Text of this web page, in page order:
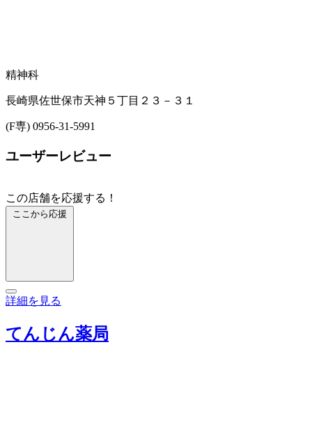
精神科
長崎県佐世保市天神５丁目２３－３１
(F専) 0956-31-5991
ユーザーレビュー
この店舗を応援する！
ここから応援
詳細を見る
てんじん薬局